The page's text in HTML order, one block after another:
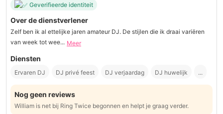
Geverifieerde identiteit
Over de dienstverlener
Zelf ben ik al ettelijke jaren amateur DJ. De stijlen die ik draai variëren
van week tot wee... Meer
Diensten
Ervaren DJ DJ privé feest DJ verjaardag DJ huwelijk ...
Nog geen reviews
William is net bij Ring Twice begonnen en helpt je graag verder.